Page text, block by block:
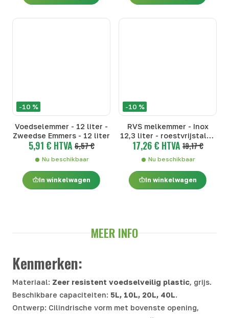
-10 %
Voedselemmer - 12 liter -
Zweedse Emmers - 12 liter
5,91 € HTVA 6,57 €
Nu beschikbaar
In winkelwagen
-10 %
RVS melkemmer - Inox
12,3 liter - roestvrijstalen
emmers - Inox 12,3 liter
17,26 € HTVA 19,17 €
Nu beschikbaar
In winkelwagen
MEER INFO
Kenmerken:
Materiaal: Zeer resistent voedselveilig plastic, grijs.
Beschikbare capaciteiten: 5L, 10L, 20L, 40L.
Ontwerp: Cilindrische vorm met bovenste opening,